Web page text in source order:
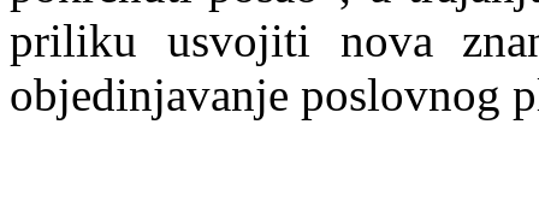
priliku usvojiti nova
objedinjavanje poslovnog